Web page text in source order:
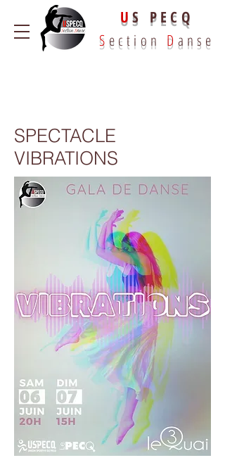
US PECQ
S ection D anse
SPECTACLE
VIBRATIONS